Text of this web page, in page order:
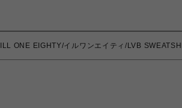
ILL ONE EIGHTY/イルワンエイティ/LVB